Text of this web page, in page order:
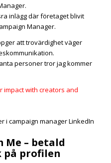
inlägg där företaget blivit
Manager.
att trovärdighet väger
personer tror jag kommer
impact with creators and
Me – betald
profilen